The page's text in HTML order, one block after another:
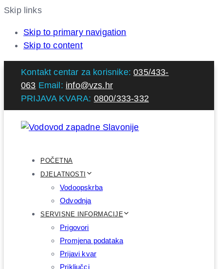
Skip links
Skip to primary navigation
Skip to content
Kontakt centar za korisnike:035/433-
063 Email: info@vzs.hr
PRIJAVA KVARA: 0800/333-332
POČETNA
DJELATNOSTI
Vodoopskrba
Odvodnja
SERVISNE INFORMACIJE
Prigovori
Promjena podataka
Prijavi kvar
Priključci